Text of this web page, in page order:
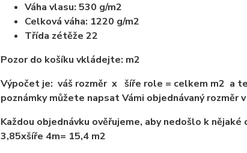
Váha vlasu: 530 g/m2
Celková váha: 1220 g/m2
Třída zétěže 22
Pozor do košíku vkládejte: m2
Výpočet je: váš rozměr x šíře role = celkem m2 a
poznámky můžete napsat Vámi objednávaný rozměr
Každou objednávku ověřujeme, aby nedošlo k
3,85xšíře 4m= 15,4 m2